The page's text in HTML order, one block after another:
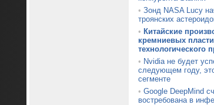
• Зонд NASA Lucy
троянских
• Китайские
кремниевых
технологического
• Nvidia не будет
следующем году,
сегменте
• Google DeepMind
востребована в